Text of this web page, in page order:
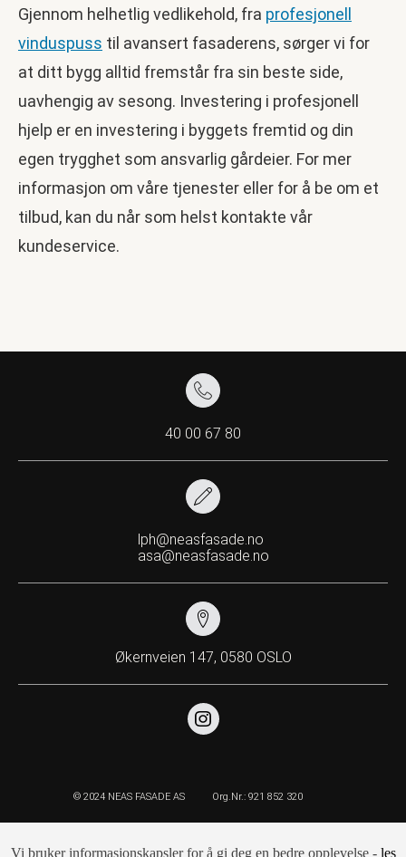
Gjennom helhetlig vedlikehold, fra profesjonell
vinduspuss til avansert fasaderens, sørger vi for
at ditt bygg alltid fremstår fra sin beste side,
uavhengig av sesong. Investering i profesjonell
hjelp er en investering i byggets fremtid og din
egen trygghet som ansvarlig gårdeier. For mer
informasjon om våre tjenester eller for å be om et
tilbud, kan du når som helst kontakte vår
kundeservice.
40 00 67 80
lph@neasfasade.no
asa@neasfasade.no
Økernveien 147, 0580 OSLO
© 2024 NEAS FASADE AS Org.Nr.: 921 852 320
Vi bruker informasjonskapsler for å gi deg en bedre opplevelse - les